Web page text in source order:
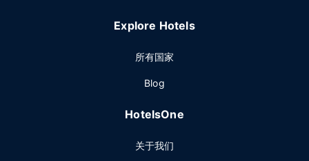
Explore Hotels
所有国家
Blog
HotelsOne
关于我们